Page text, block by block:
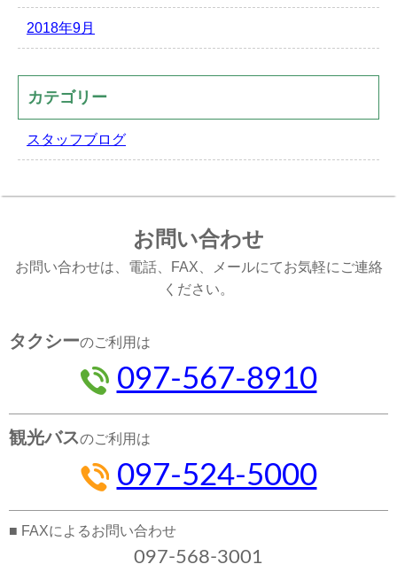
2018年9月
カテゴリー
スタッフブログ
お問い合わせ
お問い合わせは、電話、FAX、メールにてお気軽にご連絡
ください。
タクシーのご利用は
097-567-8910
観光バスのご利用は
097-524-5000
■ FAXによるお問い合わせ
097-568-3001